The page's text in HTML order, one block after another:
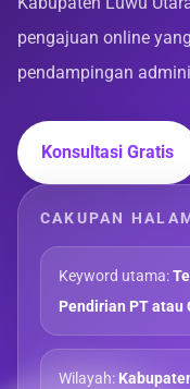
pengajuan online
pendampingan
Konsultasi Gratis
CAKUPAN
Keyword utama:
Pendirian PT atau
Wilayah: